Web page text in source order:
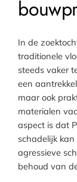
In de
traditionele
steeds vaker
een
maar ook
materialen
aspect is dat
schadelijk
agressieve
behoud van